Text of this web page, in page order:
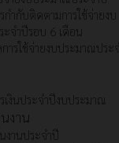
กำกับติดตามการใช้จ่ายงบ
จำปีรอบ 6 เดือน
การใช้จ่ายงบประมาณประจำ
รเงินประจำปีงบประมาณ
งาน
งานประจำปี